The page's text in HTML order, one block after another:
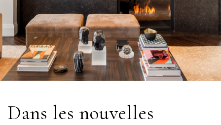
Dans les nouvelles